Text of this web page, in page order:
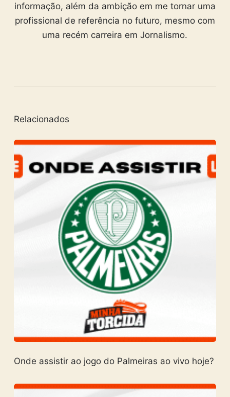
informação, além da ambição em me tornar uma
profissional de referência no futuro, mesmo com
uma recém carreira em Jornalismo.
Relacionados
Onde assistir ao jogo do Palmeiras ao vivo hoje?